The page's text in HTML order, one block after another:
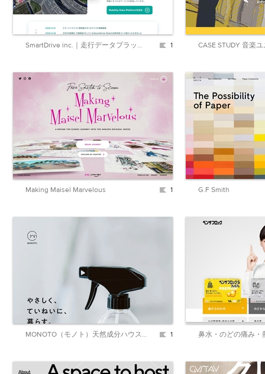
SmartDrive inc.｜走行データプラットフォームで移動の進化を後押しする 1
Making Maisel Marvelous 1 G.F Smith
MONOTO（モノト）天然成分ハウスケアブランド 1